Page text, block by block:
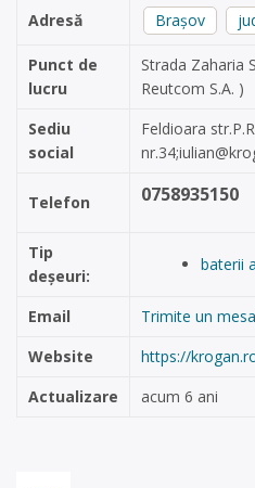
Adresă Brașov
Punct de
lucru
Strada Zaharia
Reutcom S.A. )
Sediu
social
Feldioara
nr.34;
Telefon 0758935150
Tip
deșeuri:
baterii
Email
Trimite un
Website
https://
Actualizare
acum 6 ani